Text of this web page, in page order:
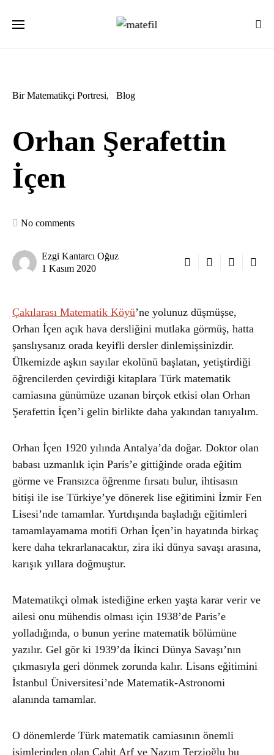
Bir Matematikçi Portresi Blog
Orhan Şerafettin
İçen
No comments
Ezgi Kantarcı Oğuz
1 Kasım 2020
Çakılarası Matematik Köyü’ne yolunuz düşmüşse,
Orhan İçen açık hava dersliğini mutlaka görmüş, hatta
şanslıysanız orada keyifli dersler dinlemişsinizdir.
Ülkemizde aşkın sayılar ekolünü başlatan, yetiştirdiği
öğrencilerden çevirdiği kitaplara Türk matematik
camiasına günümüze uzanan birçok etkisi olan Orhan
Şerafettin İçen’i gelin birlikte daha yakından tanıyalım.
Orhan İçen 1920 yılında Antalya’da doğar. Doktor olan
babası uzmanlık için Paris’e gittiğinde orada eğitim
görme ve Fransızca öğrenme fırsatı bulur, ihtisasın
bitişi ile ise Türkiye’ye dönerek lise eğitimini İzmir Fen
Lisesi’nde tamamlar. Yurtdışında başladığı eğitimleri
tamamlayamama motifi Orhan İçen’in hayatında birkaç
kere daha tekrarlanacaktır, zira iki dünya savaşı arasına,
karışık yıllara doğmuştur.
Matematikçi olmak istediğine erken yaşta karar verir ve
ailesi onu mühendis olması için 1938’de Paris’e
yolladığında, o bunun yerine matematik bölümüne
yazılır. Gel gör ki 1939’da İkinci Dünya Savaşı’nın
çıkmasıyla geri dönmek zorunda kalır. Lisans eğitimini
İstanbul Üniversitesi’nde Matematik-Astronomi
alanında tamamlar.
O dönemlerde Türk matematik camiasının önemli
isimlerinden olan Cahit Arf ve Nazım Terzioğlu bu